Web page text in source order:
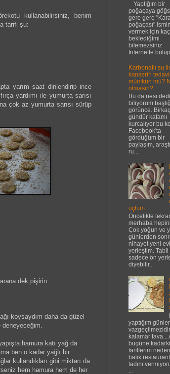
kullanabilirsiniz, benim
tarifi şu:
yarım saat dinlendirip ince
yardımı ile yumurta sarısı
çok az yumurta sarısı sürüp
dek pişirin.
koysaydım daha da güzel
hamura katı yağ da
ben o kadar yağlı bir
kullandıkları gibi miktarı da
hem hamura hem de her
Yaptığım bir
poğaçaya
gere gere
poğaçası"
vermek için kaç
beklediğimi
bilemezsiniz.
İnternette
Karbonatlı su
kanserin
mümkün mü?
olmasın?
Bu da nesi
biliyorum
görünce. Birkaç
gündür kafamı
kurcalıyor bu
Facebook'ta
gördüğüm bir
paylaşım,
ru...
uçtum...
Öncelikle tekrar
merhaba
Çok yoğun ve
günlerden
nihayet yeni
yerleştim.
sadece ön
diyebilir...
yaptığım
vazgeçilmezidir
kalamar tava...
bugüne kadarki
tariflerim
balık
tadını